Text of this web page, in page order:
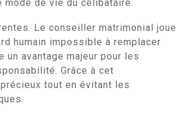
de vie du célibataire.
Le conseiller matrimonial joue
humain impossible à remplacer
avantage majeur pour les
Grâce à cet
tout en évitant les